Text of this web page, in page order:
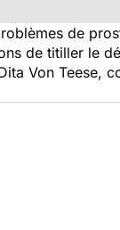
de
de titiller le
Von Teese,